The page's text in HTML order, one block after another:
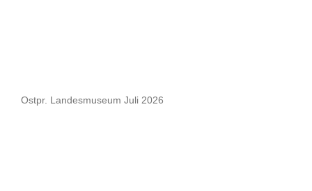
Ostpr. Landesmuseum Juli 2026